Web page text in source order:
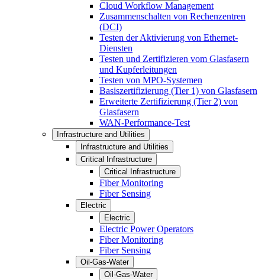
Cloud Workflow Management
Zusammenschalten von Rechenzentren
(DCI)
Testen der Aktivierung von Ethernet-
Diensten
Testen und Zertifizieren vom Glasfasern
und Kupferleitungen
Testen von MPO-Systemen
Basiszertifizierung (Tier 1) von Glasfasern
Erweiterte Zertifizierung (Tier 2) von
Glasfasern
WAN-Performance-Test
Infrastructure and Utilities
Infrastructure and Utilities
Critical Infrastructure
Critical Infrastructure
Fiber Monitoring
Fiber Sensing
Electric
Electric
Electric Power Operators
Fiber Monitoring
Fiber Sensing
Oil-Gas-Water
Oil-Gas-Water